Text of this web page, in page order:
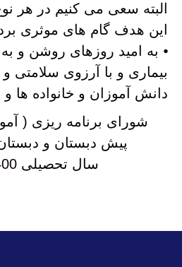
البته سعی می کنیم در هر
این هدف گام های موثری
⦁ به امید روزهای روشن و
بیماری و با آرزوی
دانش آموزان و خانواده ها
شورای برنامه ریزی (
پیش دبستان و
سال تحصیلی 1400-1399